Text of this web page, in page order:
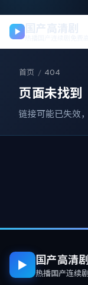
首页 / 404
页面未找到
链接可能已失效
▶ 国产高清剧
热播国产连续